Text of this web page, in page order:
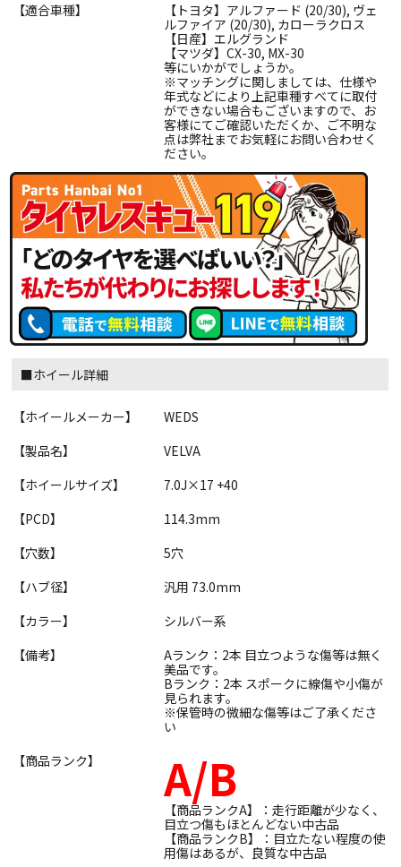
【適合車種】
【トヨタ】アルファード (20/30), ヴェ
ルファイア (20/30), カローラクロス
【日産】エルグランド
【マツダ】CX-30, MX-30
等にいかがでしょうか。
※マッチングに関しましては、仕様や
年式などにより上記車種すべてに取付
ができない場合もございますので、お
客様にてご確認いただくか、ご不明な
点は弊社までお気軽にお問い合わせく
ださい。
■ホイール詳細
【ホイールメーカー】
WEDS
【製品名】
VELVA
【ホイールサイズ】
7.0J×17 +40
【PCD】
114.3mm
【穴数】
5穴
【ハブ径】
汎用 73.0mm
【カラー】
シルバー系
【備考】
Aランク：2本 目立つような傷等は無く
美品です。
Bランク：2本 スポークに線傷や小傷が
見られます。
※保管時の微細な傷等はご了承くださ
い
【商品ランク】
A/B
【商品ランクA】：走行距離が少なく、
目立つ傷もほとんどない中古品
【商品ランクB】：目立たない程度の使
用傷はあるが、良質な中古品